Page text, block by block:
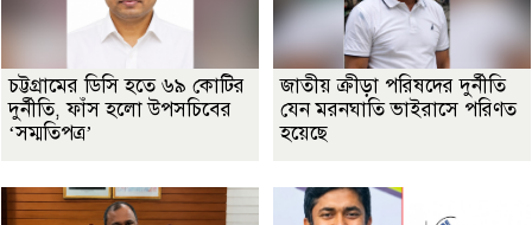
চট্টগ্রামের ডিসি হতে ৬৯ কোটির
দুর্নীতি, ফাঁস হলো উপসচিবের
‘সম্মতিপত্র’
জাতীয় ক্রীড়া পরিষদের দুর্নীতি
যেন মরনঘাতি ভাইরাসে পরিণত
হয়েছে